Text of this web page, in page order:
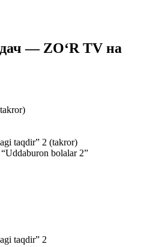
— ZO‘R TV на
taqdir” 2 (takror)
bolalar 2”
taqdir” 2